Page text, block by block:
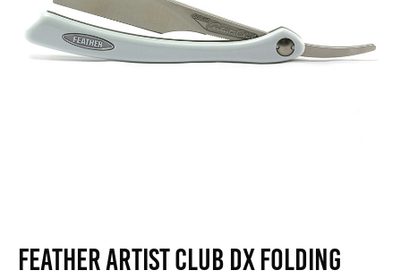
Feather Artist Club DX folding